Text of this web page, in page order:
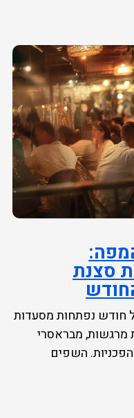
סצנת
נפתחות מסעדות
מרגשות, מבראסרי
השפים